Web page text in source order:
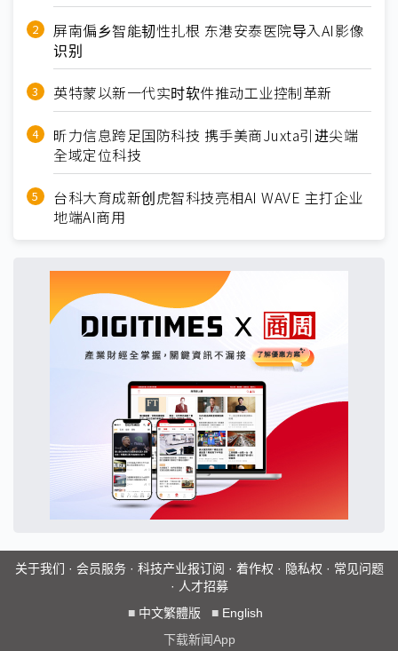
屏南偏乡智能韧性扎根 东港安泰医院导入AI影像
识别
英特蒙以新一代实时软件推动工业控制革新
昕力信息跨足国防科技 携手美商Juxta引进尖端
全域定位科技
台科大育成新创虎智科技亮相AI WAVE 主打企业
地端AI商用
关于我们 · 会员服务· 科技产业报订阅 · 着作权 · 隐私权 · 常见问题
· 人才招募
■ 中文繁體版 ■ English
下载新闻App